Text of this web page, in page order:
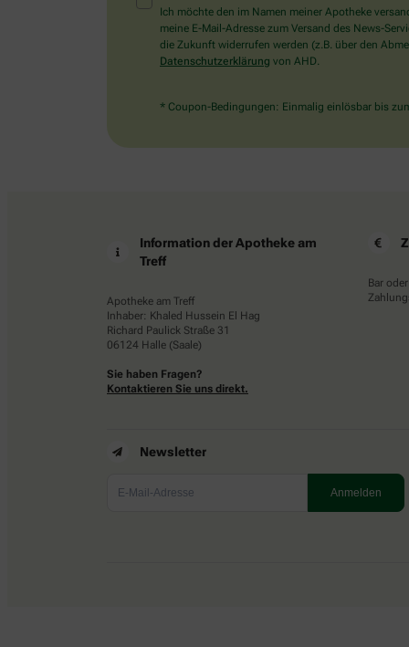
Ich möchte den im Namen meiner Apotheke
meine E-Mail-Adresse zum Versand des News-
die Zukunft widerrufen werden (z.B. über den
Datenschutzerklärung von AHD.
* Coupon-Bedingungen: Einmalig einlösbar bis
Information der Apotheke am
Treff
Apotheke am Treff
Inhaber: Khaled Hussein El Hag
Richard Paulick Straße 31
06124 Halle (Saale)
Sie haben Fragen?
Kontaktieren Sie uns direkt.
Bar
Newsletter